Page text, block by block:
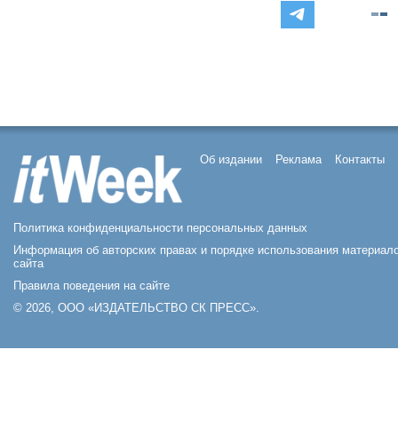
Об издании Реклама Контакты
Политика конфиденциальности персональных данных
Информация об авторских правах и порядке использования
сайта
Правила поведения на сайте
© 2026, ООО «ИЗДАТЕЛЬСТВО СК ПРЕСС».